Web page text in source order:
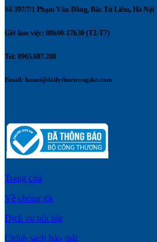
Số 397/7/1 Phạm Văn Đồng, Bắc Từ Liêm, Hà Nội
Giờ làm việc: 08h00-17h30 (T2-T7)
Tel: 0965.607.288
Email: hanoi@dailythuetrongdat.com
Trang chủ
Về chúng tôi
Dịch vụ nổi bật
Chính sách bảo mật